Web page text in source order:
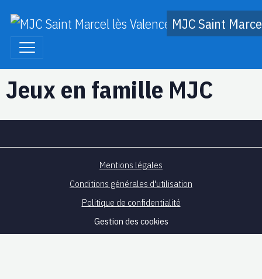
MJC Saint
Jeux en famille MJC
Mentions légales
Conditions générales d'utilisation
Politique de confidentialité
Gestion des cookies